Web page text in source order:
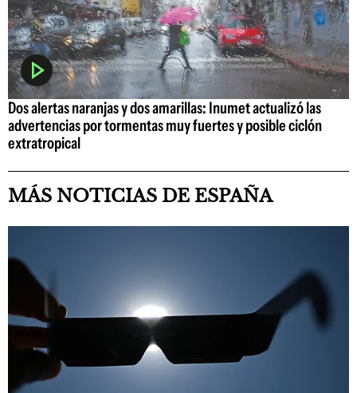
Dos alertas naranjas y dos amarillas: Inumet actualizó las
advertencias por tormentas muy fuertes y posible ciclón
extratropical
MÁS NOTICIAS DE ESPAÑA